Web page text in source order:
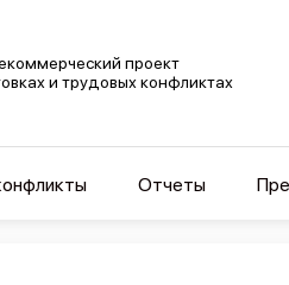
проект
и трудовых конфликтах
Отчеты